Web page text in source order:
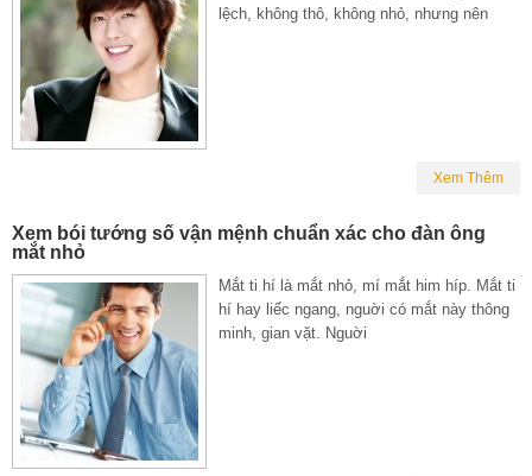
lệch, không thô, không nhỏ, nhưng nên
Xem Thêm
Xem bói tướng số vận mệnh chuẩn xác cho đàn ông
mắt nhỏ
Mắt ti hí là mắt nhỏ, mí mắt him híp. Mắt ti
hí hay liếc ngang, nguời có mắt này thông
minh, gian vặt. Nguời